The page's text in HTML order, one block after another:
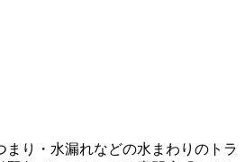
まり・水漏れなどの水まわりのトラ